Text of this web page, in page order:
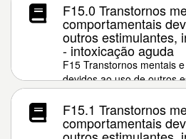
F15.0 Transtornos
comportamentais
outros estimulantes,
- intoxicação aguda
F15 Transtornos mentais
devidos ao uso de outros
a cafeína
F15.1 Transtornos
comportamentais